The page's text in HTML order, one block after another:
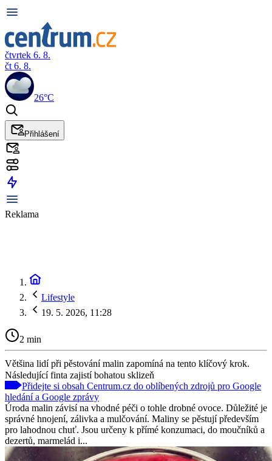
čtvrtek 6. 8.
čt 6. 8.
26°C
Přihlášení
Reklama
Lifestyle
19. 5. 2026, 11:28
2 min
Většina lidí při pěstování malin zapomíná na tento klíčový krok.
Následující finta zajistí bohatou sklizeň
Přidejte si obsah Centrum.cz do oblíbených zdrojů pro Google
hledání a Google zprávy
Úroda malin závisí na vhodné péči o tohle drobné ovoce. Důležité je
správné hnojení, zálivka a mulčování. Maliny se pěstují především
pro lahodnou chuť. Jsou určeny k přímé konzumaci, do moučníků a
dezertů, marmelád i...